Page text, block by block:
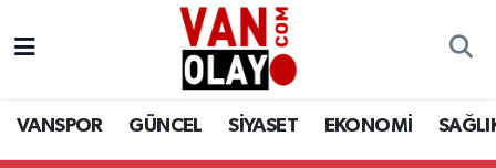
VANSPOR GÜNCEL SİYASET EKONOMİ
Van Nöbetçi Eczaneler